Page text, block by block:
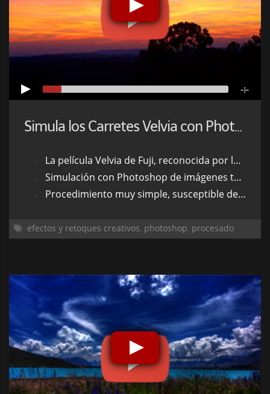
-:--
Simula los Carretes Velvia con Photoshop
La película Velvia de Fuji, reconocida por la definición obtenida y por su saturación de colores.
Simulación con Photoshop de imágenes tomadas con esta película.
Procedimiento muy simple, susceptible de ser realizado mediante acciones de Photoshop.
efectos y retoques creativos, photoshop, procesado